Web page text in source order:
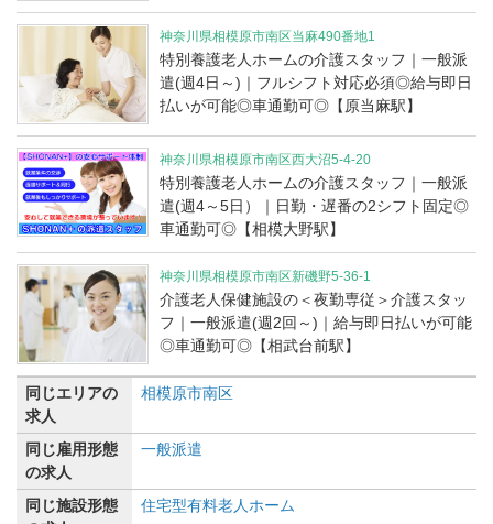
神奈川県相模原市南区当麻490番地1
特別養護老人ホームの介護スタッフ｜一般派
遣(週4日～)｜フルシフト対応必須◎給与即日
払いが可能◎車通勤可◎【原当麻駅】
神奈川県相模原市南区西大沼5-4-20
特別養護老人ホームの介護スタッフ｜一般派
遣(週4～5日）｜日勤・遅番の2シフト固定◎
車通勤可◎【相模大野駅】
神奈川県相模原市南区新磯野5-36-1
介護老人保健施設の＜夜勤専従＞介護スタッ
フ｜一般派遣(週2回～)｜給与即日払いが可能
◎車通勤可◎【相武台前駅】
同じエリアの
求人
相模原市南区
同じ雇用形態
の求人
一般派遣
同じ施設形態
住宅型有料老人ホーム